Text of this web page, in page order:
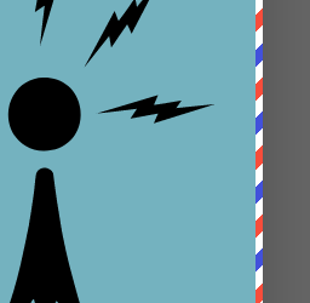
und Brunch
Keramikmalen
Kunstführung am 3.